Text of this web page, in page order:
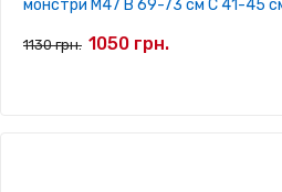
монстри M47 В 69-73 см С 41-45
1130 грн. 1050 грн.